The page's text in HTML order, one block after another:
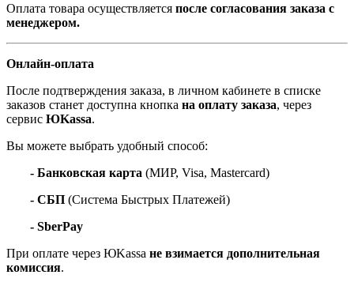
Оплата товара осуществляется после согласования заказа с
менеджером.
Онлайн-оплата
После подтверждения заказа, в личном кабинете в списке
заказов станет доступна кнопка на оплату заказа, через
сервис ЮKassa.
Вы можете выбрать удобный способ:
- Банковская карта (МИР, Visa, Mastercard)
- СБП (Система Быстрых Платежей)
- SberPay
При оплате через ЮKassa не взимается дополнительная
комиссия.